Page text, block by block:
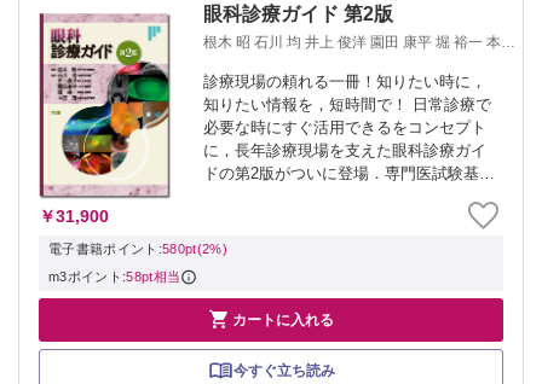
眼科診療ガイド 第2版
根木 昭 石川 均 井上 俊洋 園田 康平 堀 裕一 本田
診療現場の頼れる一冊！知りたい時に，
知りたい情報を，短時間で！ 日常診療で
必要な時にすぐ活用できるをコンセプト
に，長年診療現場を支えた眼科診療ガイ
ドの第2版がついに登場．専門医試験基準
い概念の疾患，不定愁訴への対応やリス
クマネジメントまで盛り込んだ最新版．
￥31,900
電子書籍ポイント:580pt(2%)
m3ポイント:58pt相当
 カートに入れる
今すぐ立ち読み